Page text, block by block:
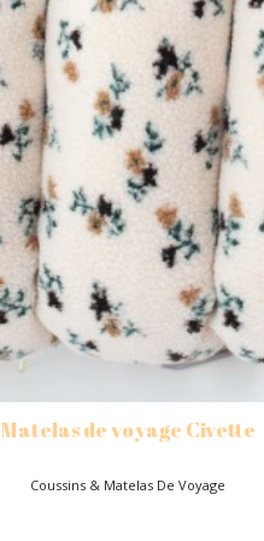
Matelas de voyage Civette
Coussins & Matelas De Voyage